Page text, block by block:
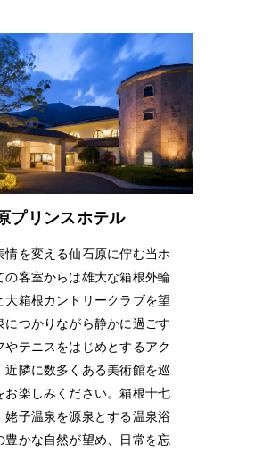
プリンスホテル
情を変える仙石原に佇む当ホ
の客室からは雄大な箱根外輪
大箱根カントリークラブを望
につかりながら静かに過ごす
やテニスをはじめとするアク
近隣に数多くある美術館を巡
お楽しみください。箱根十七
姥子温泉を源泉とする温泉浴
豊かな自然が望め、日常を忘